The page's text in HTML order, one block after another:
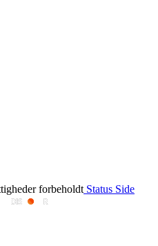
forbeholdt Status Side